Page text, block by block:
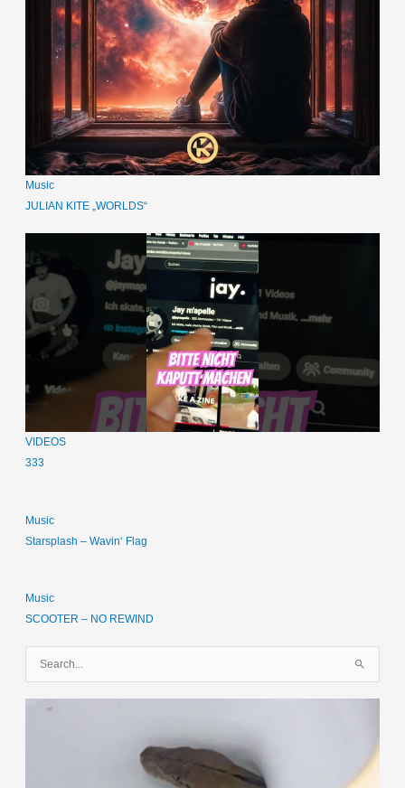
Music
JULIAN KITE „WORLDS“
VIDEOS
333
Music
Starsplash – Wavin‘ Flag
Music
SCOOTER – NO REWIND
c